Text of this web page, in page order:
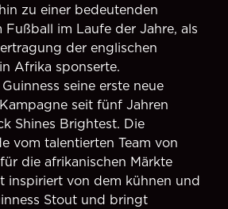
zu einer bedeutenden
im Laufe der Jahre, als
der englischen
Afrika sponserte.
seine erste neue
seit fünf Jahren
Shines Brightest. Die
vom talentierten Team von
die afrikanischen Märkte
inspiriert von dem kühnen und
Stout und bringt